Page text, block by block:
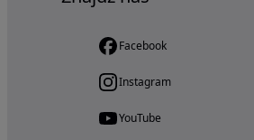
Facebook
Instagram
YouTube